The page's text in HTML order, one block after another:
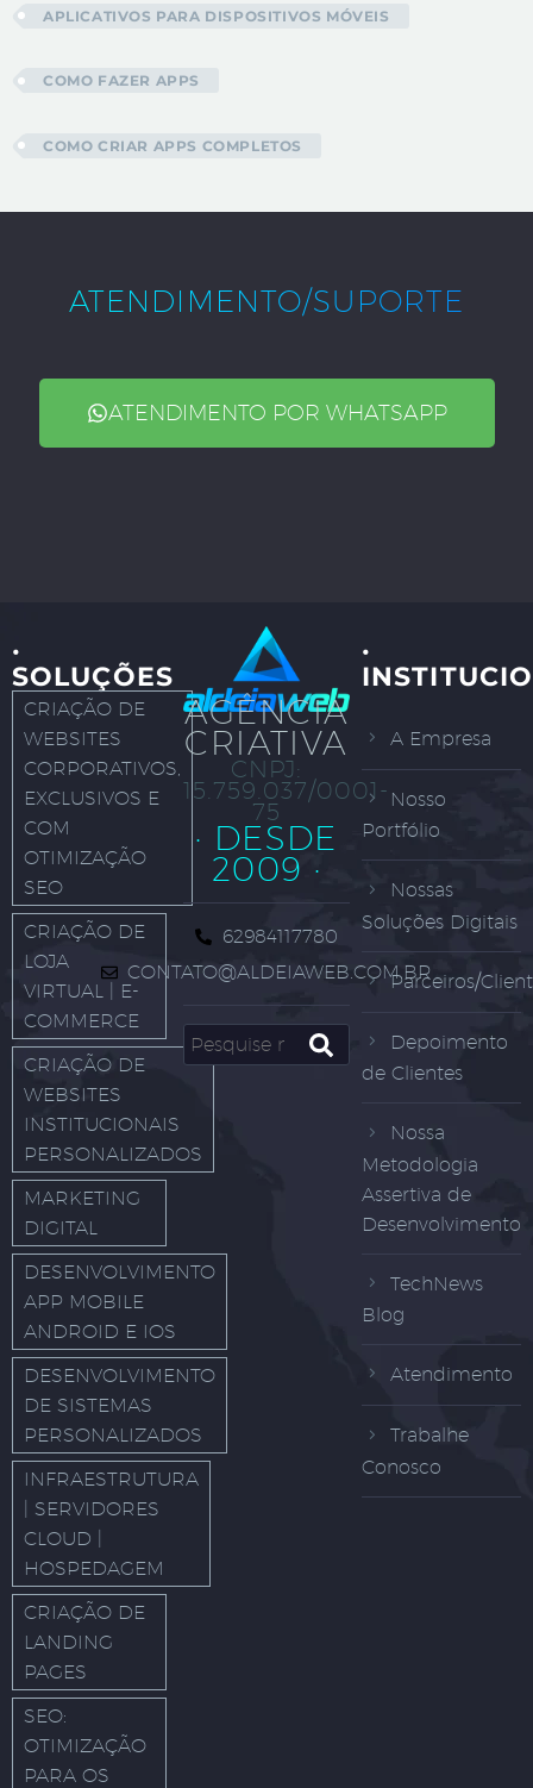
APLICATIVOS PARA DISPOSITIVOS MÓVEIS
COMO FAZER APPS
COMO CRIAR APPS COMPLETOS
ATENDIMENTO/SUPORTE
ATENDIMENTO POR WHATSAPP
·
SOLUÇÕES
CRIAÇÃO DE
WEBSITES
CORPORATIVOS,
EXCLUSIVOS E
COM
OTIMIZAÇÃO
SEO
CRIAÇÃO DE
LOJA
VIRTUAL | E-
COMMERCE
CRIAÇÃO DE
WEBSITES
INSTITUCIONAIS
PERSONALIZADOS
MARKETING
DIGITAL
DESENVOLVIMENTO
APP MOBILE
ANDROID E IOS
DESENVOLVIMENTO
DE SISTEMAS
PERSONALIZADOS
INFRAESTRUTURA
| SERVIDORES
CLOUD |
HOSPEDAGEM
CRIAÇÃO DE
LANDING
PAGES
SEO:
OTIMIZAÇÃO
PARA OS
AGÊNCIA
CRIATIVA
CNPJ:
15.759.037/0001-
75
· DESDE
2009 ·
62984117780
CONTATO@ALDEIAWEB.COM.BR
·
A Empresa
Nosso
Portfólio
Nossas
Soluções Digitais
Parceiros/
Depoimento
de Clientes
Nossa
Metodologia
Assertiva de
Desenvolvimento
TechNews
Blog
Atendimento
Trabalhe
Conosco